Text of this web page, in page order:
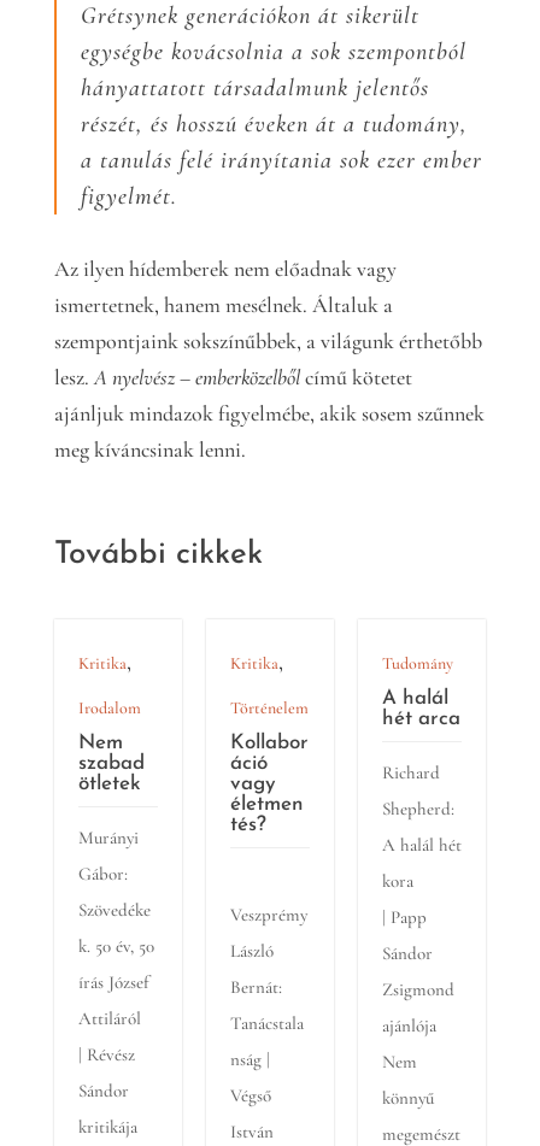
Grétsynek generációkon át sikerült
egységbe kovácsolnia a sok szempontból
hányattatott társadalmunk jelentős
részét, és hosszú éveken át a tudomány,
a tanulás felé irányítania sok ezer ember
figyelmét.
Az ilyen hídemberek nem előadnak vagy
ismertetnek, hanem mesélnek. Általuk a
szempontjaink sokszínűbbek, a világunk érthetőbb
lesz.A nyelvész – emberközelbőlcímű kötetet
ajánljuk mindazok figyelmébe, akik sosem szűnnek
meg kíváncsinak lenni.
További cikkek
Kritika,
Irodalom
Nem
szabad
ötletek
Murányi
Gábor:
Szövedéke
k. 50 év, 50
írás József
Attiláról
| Révész
Sándor
kritikája
Kritika,
Történelem
Kollabor
áció
vagy
életmen
tés?
Veszprémy
László
Bernát:
Tanácstala
nság |
Végső
István
Tudomány
A halál
hét arca
Richard
Shepherd:
A halál hét
kora
| Papp
Sándor
Zsigmond
ajánlója
Nem
könnyű
megemészt